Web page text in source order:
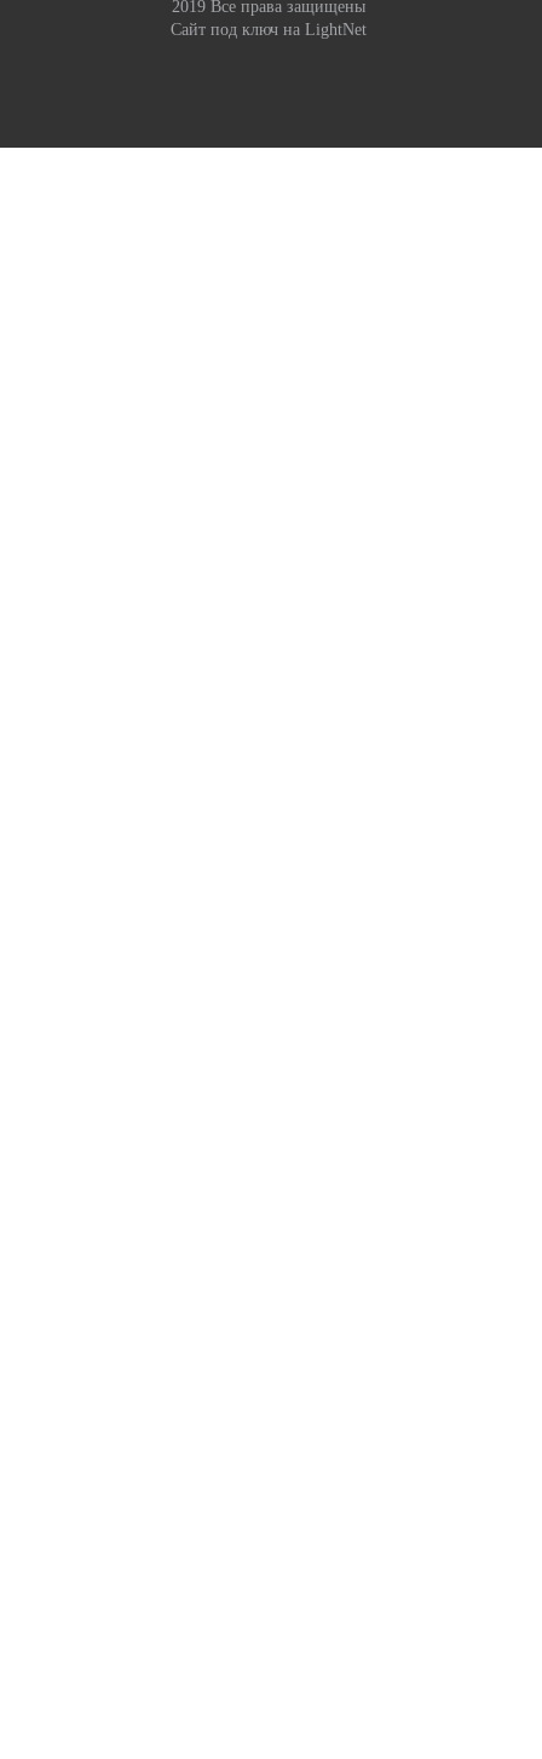
2019 Все права защищены
Сайт под ключ на LightNet